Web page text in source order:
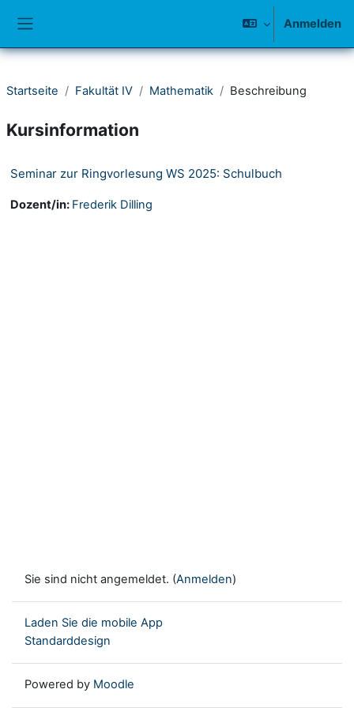
Anmelden
Startseite Fakultät IV Mathematik Beschreibung
Kursinformation
Seminar zur Ringvorlesung WS 2025: Schulbuch
Dozent/in: Frederik Dilling
Sie sind nicht angemeldet. (Anmelden)
Laden Sie die mobile App
Standarddesign
Powered by Moodle